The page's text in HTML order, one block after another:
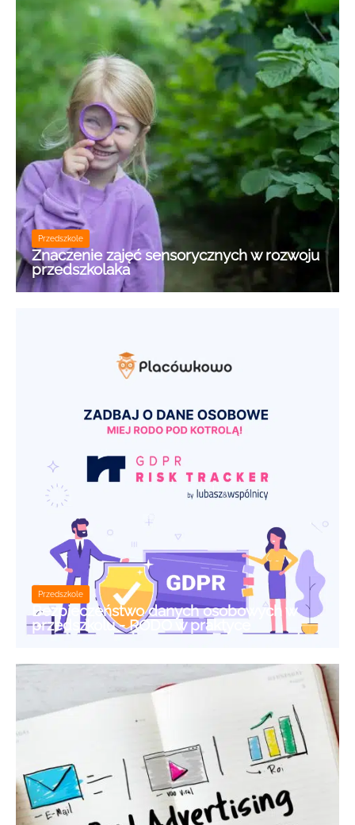
Przedszkole
Znaczenie zajęć sensorycznych w rozwoju
przedszkolaka
Przedszkole
Bezpieczeństwo danych osobowych w
przedszkolu - RODO w praktyce